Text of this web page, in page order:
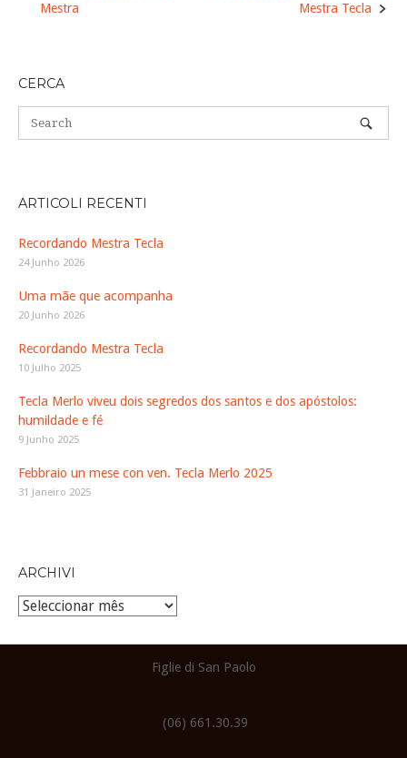
navigation
Mestra
Mestra Tecla
CERCA
ARTICOLI RECENTI
Recordando Mestra Tecla
24 Junho 2026
Uma mãe que acompanha
20 Junho 2026
Recordando Mestra Tecla
10 Julho 2025
Tecla Merlo viveu dois segredos dos santos e dos apóstolos:
humildade e fé
9 Junho 2025
Febbraio un mese con ven. Tecla Merlo 2025
31 Janeiro 2025
ARCHIVI
Archivi
Figlie di San Paolo
(06) 661.30.39